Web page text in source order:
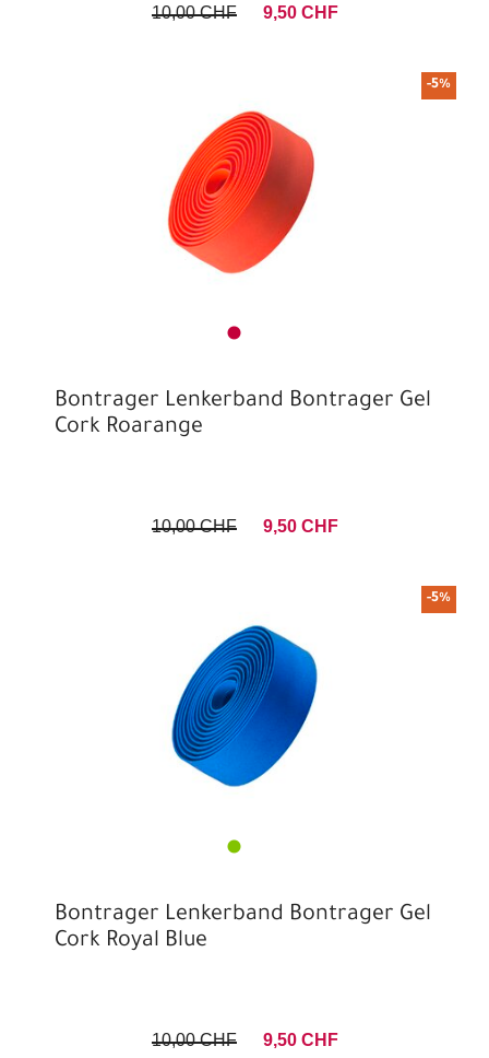
10,00 CHF 9,50 CHF
-5%
Bontrager Lenkerband Bontrager Gel
Cork Roarange
10,00 CHF 9,50 CHF
-5%
Bontrager Lenkerband Bontrager Gel
Cork Royal Blue
10,00 CHF 9,50 CHF